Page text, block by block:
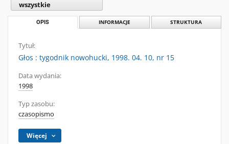
wszystkie
OPIS INFORMACJE STRUKTURA
Tytuł:
Głos : tygodnik nowohucki, 1998. 04. 10, nr 15
Data wydania:
1998
Typ zasobu:
czasopismo
Więcej